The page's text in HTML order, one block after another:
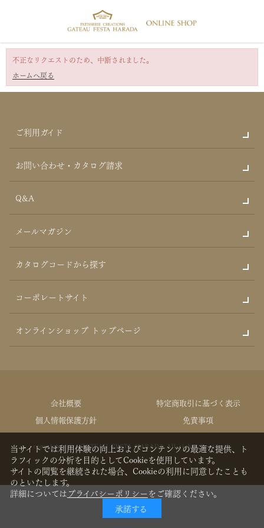
不正なリクエストのため、中断されました。
ホームへ戻る
ご利用ガイド
お問い合わせ・カタログ請求
Q&A
メールマガジン
カタログコードから探す
コーポレートサイト
オンラインショップ トップページ
会社概要
特定商取引に基づく表示
個人情報保護方針
免責事項
copyrights © GATEAU FESTA HARADA All rights Reserved.
当サイトでは利用体験の向上およびコンテンツの最適な提供、ト
ラフィックの分析を目的としてCookieを使用しています。
サイトの閲覧を継続された場合、Cookieの利用に同意したことも
のといたします。
詳細についてはプライバシーポリシーをご確認ください。
承諾する